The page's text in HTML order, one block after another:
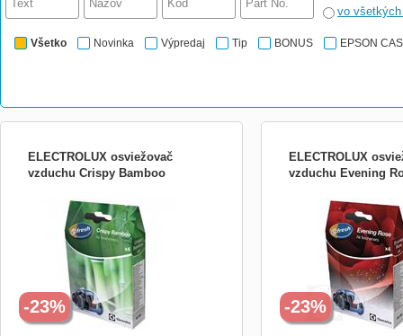
vo
Všetko Novinka Výpredaj Tip BONUS EPSON
ELECTROLUX osviežovač
vzduchu Crispy Bamboo
osvěžovač vzduchu Crispy Bamboo, S-
fresh® použití-otevřete sáček, rozptýlíte
granule na podlaze a vysajete,
doporučujeme použít jeden sáček
osvěžovače vzduchu při každé výměně
sáčku, obsahuje 4ks
-23%
ELECTROLUX
vzduchu Evening
osvěžovač vzduchu
fresh® použití-otevřete
granule na podlaze a
doporučujeme použít
osvěžovače vzduchu při
sáčku, obsahuje 4ks
-23%